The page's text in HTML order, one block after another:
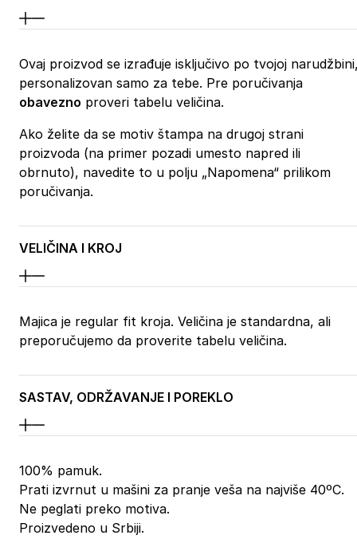
Ovaj proizvod se izrađuje isključivo po tvojoj
personalizovan samo za tebe. Pre poručivanja
obavezno proveri tabelu veličina.
Ako želite da se motiv štampa na drugoj strani
proizvoda (na primer pozadi umesto napred ili
obrnuto), navedite to u polju „Napomena“ prilikom
poručivanja.
VELIČINA I KROJ
Majica je regular fit kroja. Veličina je standardna, ali
preporučujemo da proverite tabelu veličina.
SASTAV, ODRŽAVANJE I POREKLO
100% pamuk.
Prati izvrnut u mašini za pranje veša na najviše 40ºC.
Ne peglati preko motiva.
Proizvedeno u Srbiji.